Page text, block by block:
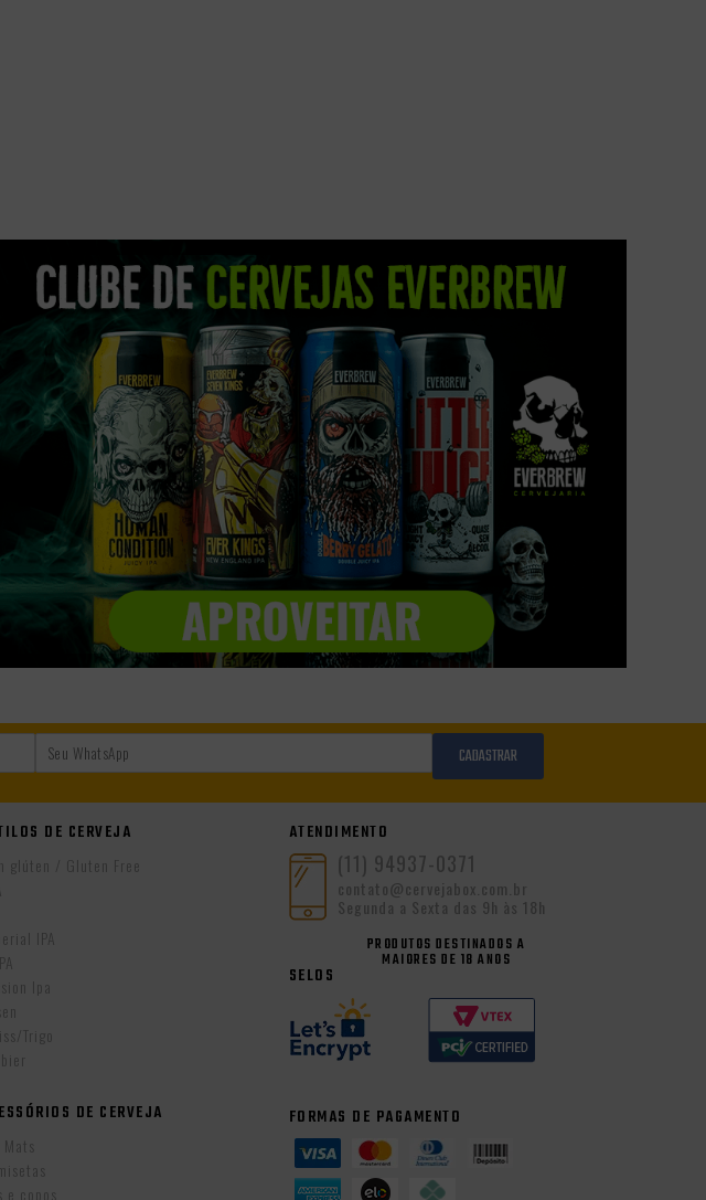
CADASTRAR
DE CERVEJA
glúten / Gluten Free
IPA
Ipa
Trigo
DE CERVEJA
e copos
ATENDIMENTO
(11) 94937-0371
contato@cervejabox.com.br
Segunda a Sexta das 9h às 18h
PRODUTOS DESTINADOS A
MAIORES DE 18 ANOS
SELOS
FORMAS DE PAGAMENTO